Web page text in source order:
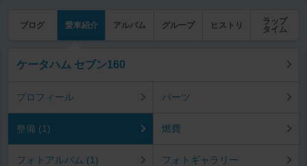
ブログ 愛車紹介 アルバム グループ ヒストリ
ラップ
タイム
ケータハム セブン160
プロフィール パーツ
整備 (1) 燃費
フォトアルバム (1) フォトギャラリー